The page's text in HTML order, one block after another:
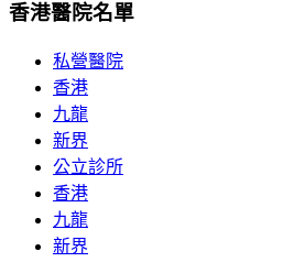
香港醫院名單
私營醫院
香港
九龍
新界
公立診所
香港
九龍
新界